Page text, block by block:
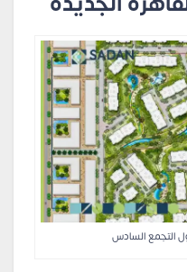
التجمع السادس